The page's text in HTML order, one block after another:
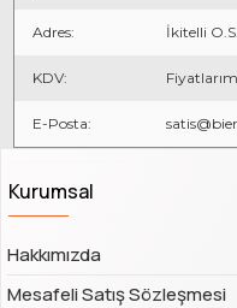
Adres: İkitelli
KDV:
E-Posta:
Kurumsal
Hakkımızda
Mesafeli Satış Sözleşmesi